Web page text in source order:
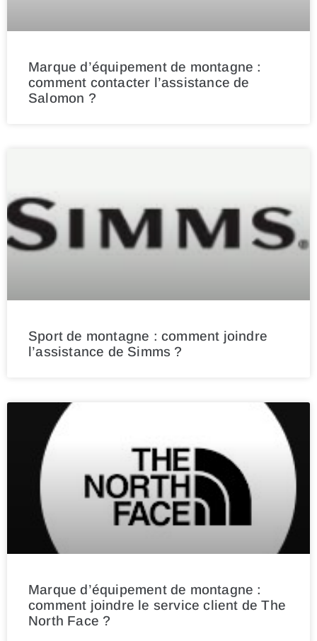
Marque d’équipement de montagne :
comment contacter l’assistance de
Salomon ?
Sport de montagne : comment joindre
l’assistance de Simms ?
Marque d’équipement de montagne :
comment joindre le service client de The
North Face ?